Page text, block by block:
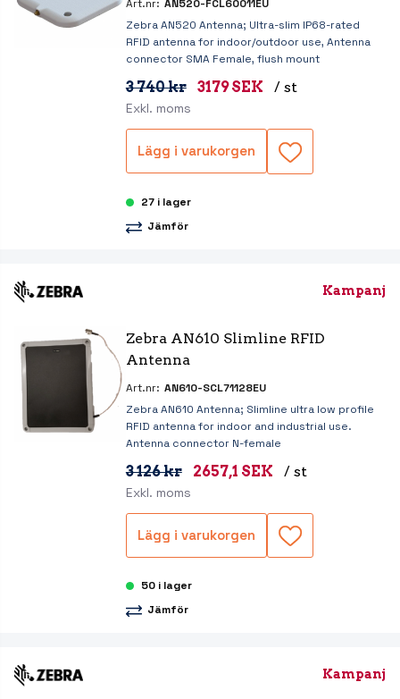
Art.nr: AN520-FCL60011EU
Zebra AN520 Antenna; Ultra-slim IP68-rated
RFID antenna for indoor/outdoor use, Antenna
connector SMA Female, flush mount
3 740 kr 3179 SEK / st
Exkl. moms
Lägg i varukorgen
27 i lager
Jämför
Kampanj
Zebra AN610 Slimline RFID
Antenna
Art.nr: AN610-SCL71128EU
Zebra AN610 Antenna; Slimline ultra low profile
RFID antenna for indoor and industrial use.
Antenna connector N-female
3 126 kr 2657,1 SEK / st
Exkl. moms
Lägg i varukorgen
50 i lager
Jämför
Kampanj